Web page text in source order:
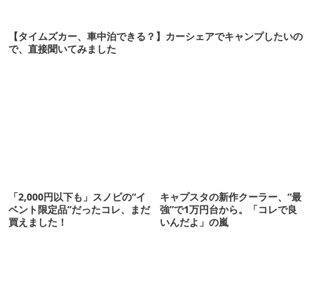
【タイムズカー、車中泊できる？】カーシェアでキャンプしたいの
で、直接聞いてみました
「2,000円以下も」スノピの“イ
ベント限定品”だったコレ、まだ
買えました！
キャプスタの新作クーラー、“最
強”で1万円台から。「コレで良
いんだよ」の嵐